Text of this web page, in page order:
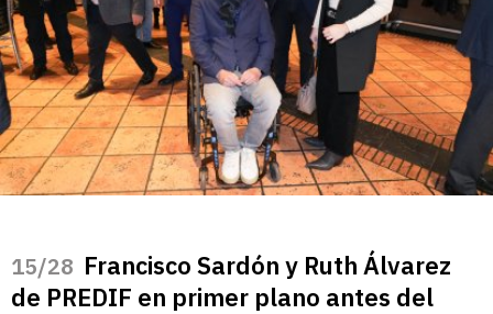
/28 Francisco Sardón y Ruth Álvarez
de PREDIF en primer plano antes del